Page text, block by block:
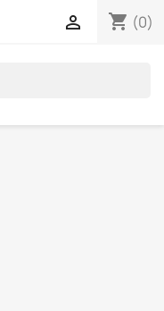
shopping_cart (0)
